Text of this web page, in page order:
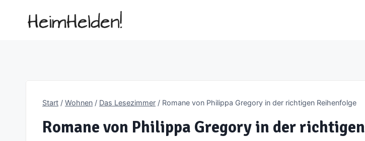
Start / Wohnen / Das Lesezimmer / Romane von Philippa Gregory in der richtigen Reihenfolge
Romane von Philippa Gregory in der richtigen